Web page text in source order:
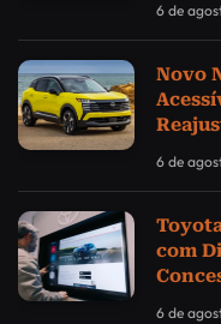
6 de
Novo
6 de
com
6 de